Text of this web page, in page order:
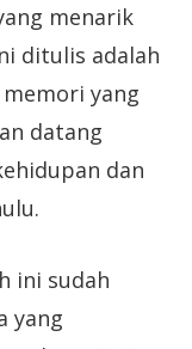
menarik
ditulis adalah
yang
datang
dan
ini sudah
yang